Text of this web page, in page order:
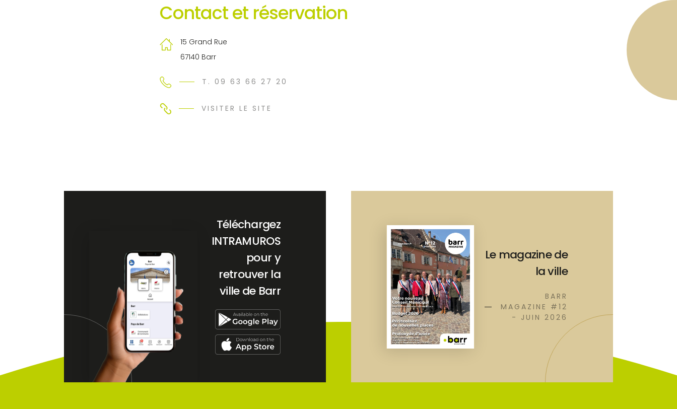
Contact et réservation
15 Grand Rue
67140 Barr
T. 09 63 66 27 20
VISITER LE SITE
Téléchargez
INTRAMUROS
pour y
retrouver la
ville de Barr
Le magazine de
la ville
BARR
MAGAZINE #12
- JUIN 2026